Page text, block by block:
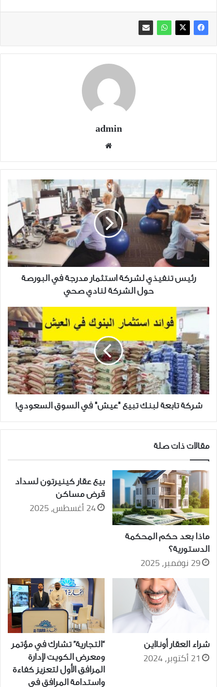
admin
رئيس
تنفيذي
لشركة
استثمار
مدرجة
في
البورصة
حول
الشركة
لناديرئيس تنفيذي لشركة استثمار مدرجة في البورصة
حول الشركة لنادي صحي
شركة
لبنك
تبيع
"عيش"
في
السوق
السعودي!
شركة تابعة لبنك تبيع "عيش" في السوق السعودي!
مقالات ذات صلة
ماذا بعد حكم المحكمة
الدستورية؟
29 نوفمبر، 2025
بيع عقار كينيرتون لسداد
قرض مساكن
24 أغسطس، 2025
شراء العقار أونلاين
21 أكتوبر، 2024
“التجارية” تشارك في مؤتمر
ومعرض الكويت لإدارة
المرافق الأول لتعزيز كفاءة
واستدامة المرافق في